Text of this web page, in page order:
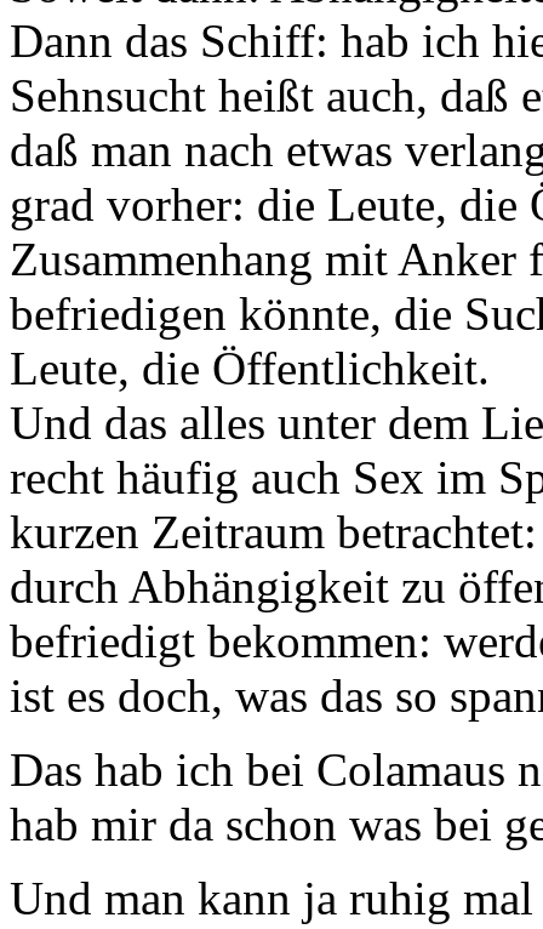
Dann das Schiff: hab ich
Sehnsucht heißt auch, daß
daß man nach etwas
grad vorher: die Leute,
Zusammenhang mit
befriedigen könnte, die
Leute, die Öffentlichkeit.
Und das alles unter dem
recht häufig auch Sex im
kurzen Zeitraum
durch Abhängigkeit zu
befriedigt bekommen:
ist es doch, was das so
Das hab ich bei Colamaus
hab mir da schon was bei
Und man kann ja ruhig